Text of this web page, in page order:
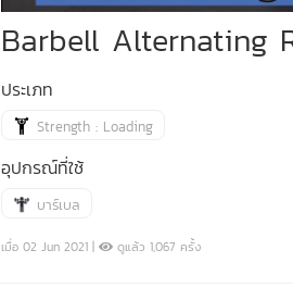
Barbell Alternating
ประเภท
Strength : Loading
อุปกรณ์ที่ใช้
บาร์เบล
เมื่อ 02 Jun 2021 | ดูแล้ว 1,067 ครั้ง